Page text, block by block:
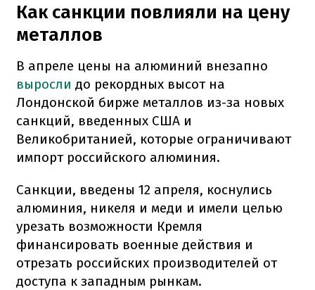
Как санкции повлияли на цену
металлов
В апреле цены на алюминий внезапно
выросли до рекордных высот на
Лондонской бирже металлов из-за новых
санкций, введенных США и
Великобританией, которые ограничивают
импорт российского алюминия.
Санкции, введены 12 апреля, коснулись
алюминия, никеля и меди и имели целью
урезать возможности Кремля
финансировать военные действия и
отрезать российских производителей от
доступа к западным рынкам.